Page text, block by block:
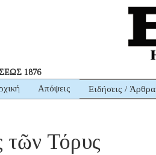
1876
Απόψεις Ειδήσεις / Άρθρα
τῶν Τόρυς